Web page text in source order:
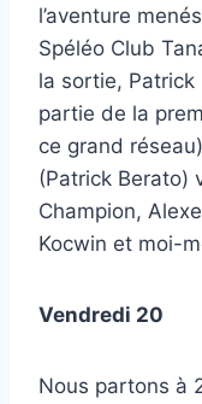
l’aventure
Spéléo Club
la sortie,
partie de la
ce grand
(Patrick Berato)
Champion,
Kocwin et moi-
Vendredi 20
Nous partons à